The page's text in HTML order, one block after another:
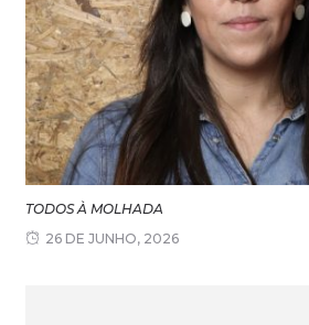
TODOS À MOLHADA
26 DE JUNHO, 2026